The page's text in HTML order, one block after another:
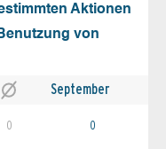
Aktionen
von
September
0 0